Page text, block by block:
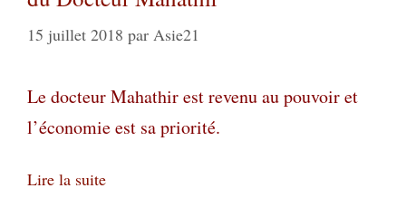
15 juillet 2018 par Asie21
Le docteur Mahathir est revenu au pouvoir et
l’économie est sa priorité.
Lire la suite